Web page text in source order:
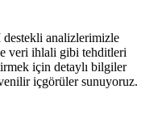
destekli analizlerimizle
veri ihlali gibi tehditleri
için detaylı bilgiler
içgörüler sunuyoruz.